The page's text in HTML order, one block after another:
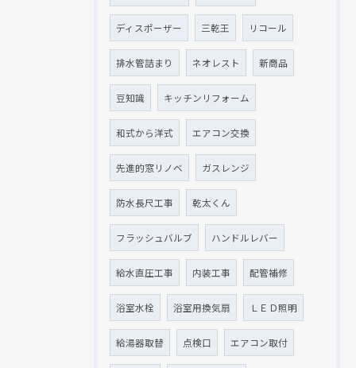
ディスポーザー 三乾王 リコール
排水管詰まり ネオレスト 新商品
豆知識 キッチンリフォーム
和式から洋式 エアコン交換
先進的窓リノベ ガスレンジ
防水長尺工事 乾太くん
フラッシュバルブ ハンドルレバー
給水直圧工事 内装工事 配管補修
浴室水栓 浴室用換気扇 ＬＥＤ照明
給湯器取替 点検口 エアコン取付